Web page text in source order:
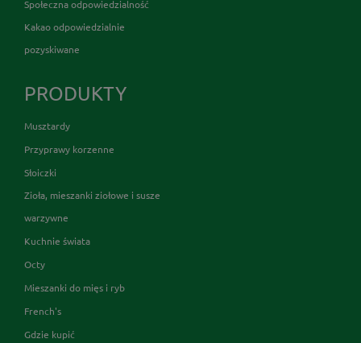
Społeczna odpowiedzialność
Kakao odpowiedzialnie
pozyskiwane
PRODUKTY
Musztardy
Przyprawy korzenne
Słoiczki
Zioła, mieszanki ziołowe i susze
warzywne
Kuchnie świata
Octy
Mieszanki do mięs i ryb
French's
Gdzie kupić